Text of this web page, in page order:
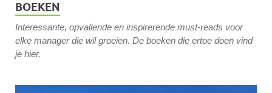
BOEKEN
Interessante, opvallende en inspirerende must-reads voor
elke manager die wil groeien. De boeken die ertoe doen vind
je hier.